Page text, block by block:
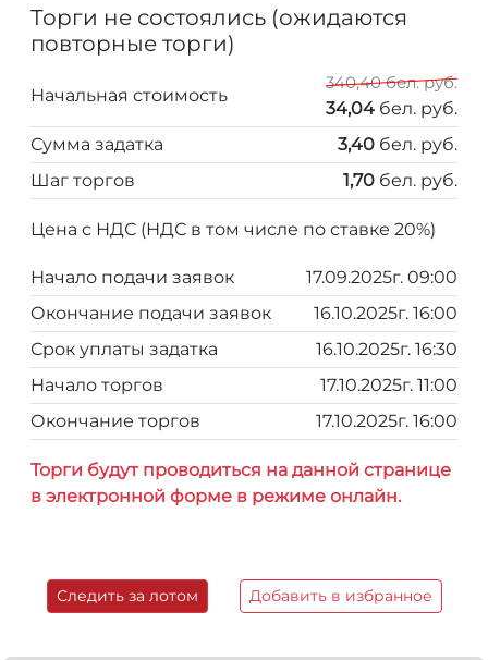
Торги не состоялись (ожидаются
повторные торги)
Начальная стоимость
340,40 бел. руб.
34,04 бел. руб.
Сумма задатка
3,40 бел. руб.
Шаг торгов
1,70 бел. руб.
Цена с НДС (НДС в том числе по ставке 20%)
Начало подачи заявок
17.09.2025г. 09:00
Окончание подачи заявок
16.10.2025г. 16:00
Срок уплаты задатка
16.10.2025г. 16:30
Начало торгов
17.10.2025г. 11:00
Окончание торгов
17.10.2025г. 16:00
Торги будут проводиться на данной странице
в электронной форме в режиме онлайн.
Следить за лотом Добавить в избранное